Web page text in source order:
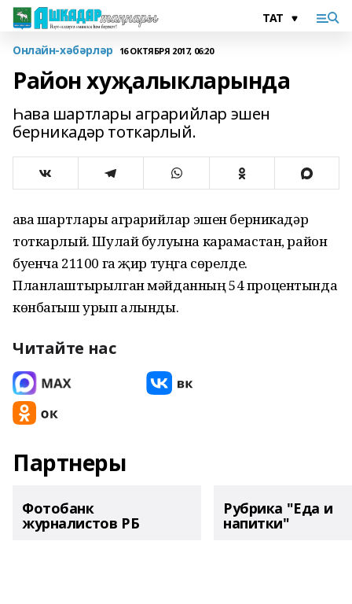
Онлайн-хәбәрләр 16 ОКТЯБРЯ 2017, 06:20
Район хуҗалыкларында
Һава шартлары аграрийлар эшен
берникадәр тоткарлый.
Һава шартлары аграрийлар эшен берникадәр
тоткарлый. Шулай булуына карамастан, район
буенча 21100 га җир туңга сөрелде.
Планлаштырылган мәйданның 54 процентында
көнбагыш урып алынды.
Читайте нас
Партнеры
Фотобанк
журналистов РБ
Рубрика "Еда и
напитки"